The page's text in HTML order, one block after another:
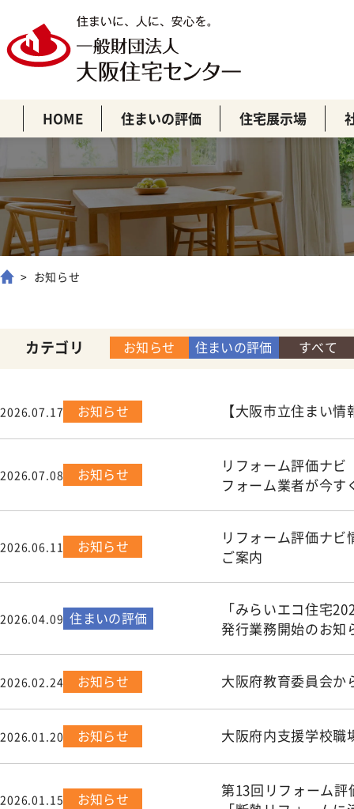
HOME 住まいの評価 住宅展示場
お知らせ
カテゴリ お知らせ 住まいの評価 すべて
2026.07.17 お知らせ 【大阪市立住まい
2026.07.08 お知らせ
リフォーム評価ナ
フォーム業者が今
2026.06.11 お知らせ
リフォーム評価ナ
ご案内
2026.04.09 住まいの評価
「みらいエコ住宅
発行業務開始のお知
2026.02.24 お知らせ 大阪府教育委員会か
2026.01.20 お知らせ 大阪府内支援学校職
2026.01.15 お知らせ
第13回リフォーム